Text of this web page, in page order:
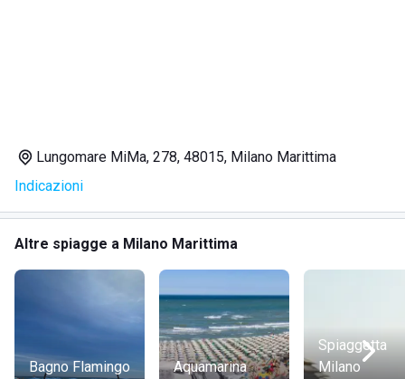
Lungomare MiMa, 278, 48015, Milano Marittima
Indicazioni
Altre spiagge a Milano Marittima
Bagno Flamingo
Aquamarina
Spiaggetta
Milano